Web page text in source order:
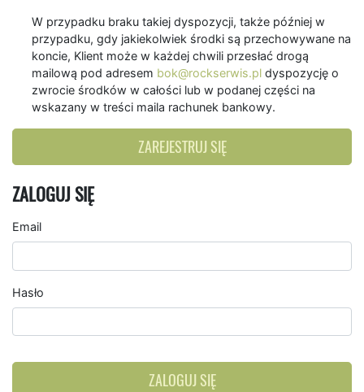
W przypadku braku takiej dyspozycji, także później w
przypadku, gdy jakiekolwiek środki są przechowywane na
koncie, Klient może w każdej chwili przesłać drogą
mailową pod adresem bok@rockserwis.pl dyspozycję o
zwrocie środków w całości lub w podanej części na
wskazany w treści maila rachunek bankowy.
ZAREJESTRUJ SIĘ
ZALOGUJ SIĘ
Email
Hasło
ZALOGUJ SIĘ